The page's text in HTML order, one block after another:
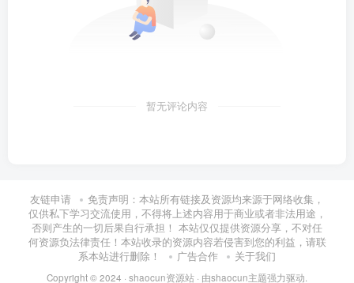
暂无评论内容
友链申请
免责声明：本站所有链接及资源均来源于网络收集，
仅供私下学习交流使用，不得将上述内容用于商业或者非法用途，
否则产生的一切后果自行承担！ 本站仅仅提供资源分享，不对任
何资源负法律责任！本站收录的资源内容若侵害到您的利益，请联
系本站进行删除！
广告合作 关于我们
Copyright © 2024 · shaocun资源站 · 由shaocun主题强力驱动.